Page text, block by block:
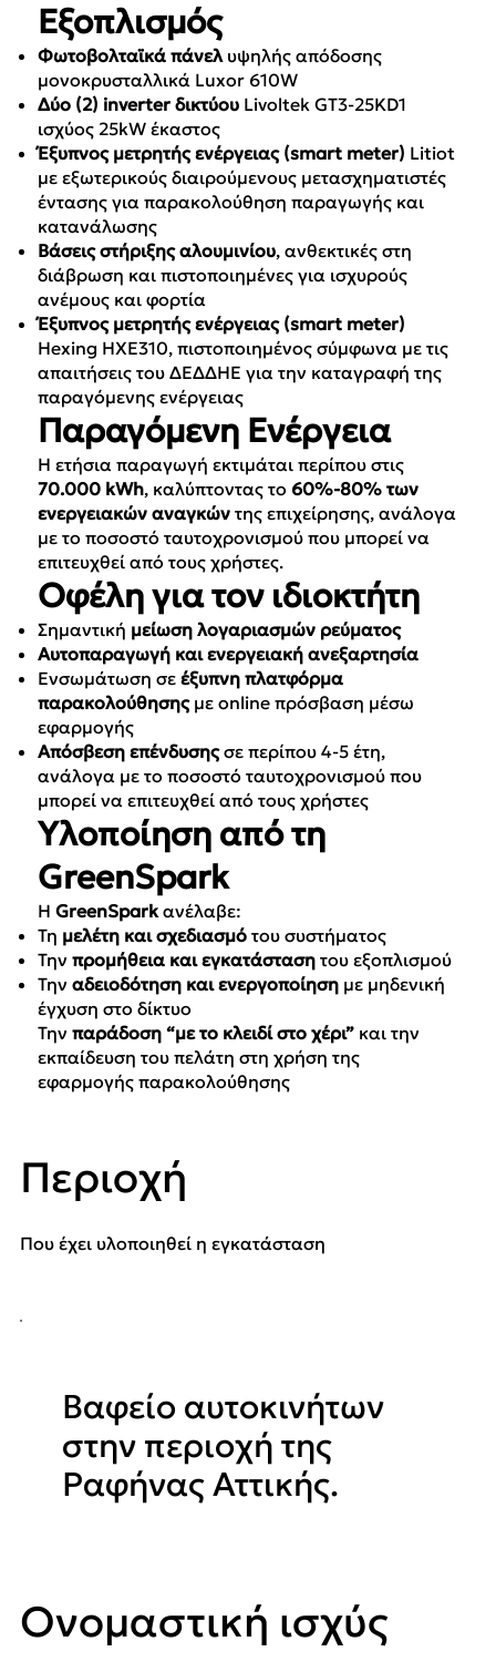
Εξοπλισμός
Φωτοβολταϊκά πάνελυψηλής απόδοσης
μονοκρυσταλλικά Luxor 610W
Δύο (2) inverter δικτύου Livoltek GT3-25KD1
ισχύος 25kW έκαστος
Έξυπνος μετρητής ενέργειας (smart meter) Litiot
με εξωτερικούς διαιρούμενους μετασχηματιστές
έντασης για παρακολούθηση παραγωγής και
κατανάλωσης
Βάσεις στήριξης αλουμινίου, ανθεκτικές στη
διάβρωση και πιστοποιημένες για ισχυρούς
ανέμους και φορτία
Έξυπνος μετρητής ενέργειας (smart meter)
Hexing HXE310, πιστοποιημένος σύμφωνα με τις
απαιτήσεις του ΔΕΔΔΗΕ για την καταγραφή της
παραγόμενης ενέργειας
Παραγόμενη Ενέργεια
Η ετήσια παραγωγή εκτιμάται περίπου στις
70.000 kWh, καλύπτοντας το 60%-80% των
ενεργειακών αναγκών της επιχείρησης, ανάλογα
με το ποσοστό ταυτοχρονισμού που μπορεί να
επιτευχθεί από τους χρήστες.
Οφέλη για τον ιδιοκτήτη
Σημαντική μείωση λογαριασμών ρεύματος
Αυτοπαραγωγή και ενεργειακή ανεξαρτησία
Ενσωμάτωση σεέξυπνη πλατφόρμα
παρακολούθησηςμε online πρόσβαση μέσω
εφαρμογής
Απόσβεση επένδυσηςσε περίπου 4-5 έτη,
ανάλογα με το ποσοστό ταυτοχρονισμού που
μπορεί να επιτευχθεί από τους χρήστες
Υλοποίηση από τη
GreenSpark
ΗGreenSparkανέλαβε:
Τη μελέτη και σχεδιασμό του συστήματος
Τηνπρομήθεια και εγκατάσταση του εξοπλισμού
Τηναδειοδότηση και ενεργοποίηση με μηδενική
έγχυση στο δίκτυο
Τηνπαράδοση “με το κλειδί στο χέρι” και την
εκπαίδευση του πελάτη στη χρήση της
εφαρμογής παρακολούθησης
Περιοχή
Που έχει υλοποιηθεί η εγκατάσταση
Βαφείο αυτοκινήτων
στην περιοχή της
Ραφήνας Αττικής.
Ονομαστική ισχύς